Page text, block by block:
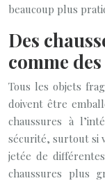
beaucoup plus
Des
comme
Tous les objets
doivent être
chaussures à
sécurité, surtout si
jetée de
chaussures plus